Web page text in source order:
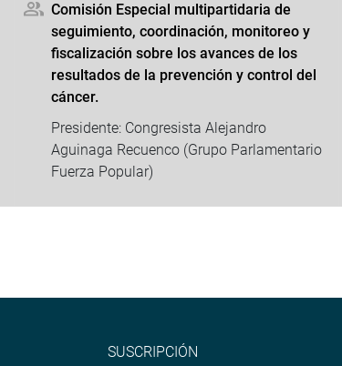
Comisión Especial multipartidaria de
seguimiento, coordinación, monitoreo y
fiscalización sobre los avances de los
resultados de la prevención y control del
cáncer.
Presidente: Congresista Alejandro
Aguinaga Recuenco (Grupo Parlamentario
Fuerza Popular)
SUSCRIPCIÓN